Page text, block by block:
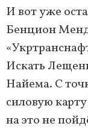
И вот уже
Бенцион
Искать
Найема. С
силовую
на это не